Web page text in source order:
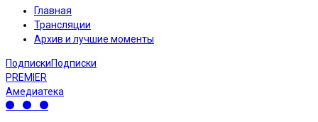
Главная
Трансляции
Архив и лучшие моменты
ПодпискиПодписки
PREMIER
Амедиатека